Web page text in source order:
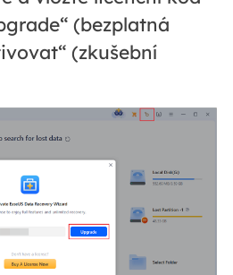
(bezplatná
(zkušební